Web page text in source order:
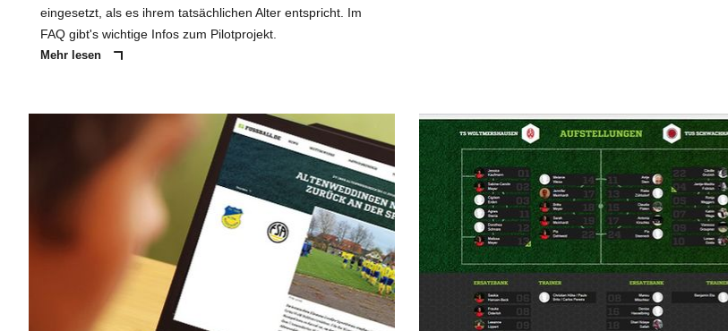
eingesetzt, als es ihrem tatsächlichen Alter entspricht. Im
FAQ gibt's wichtige Infos zum Pilotprojekt.
Mehr lesen